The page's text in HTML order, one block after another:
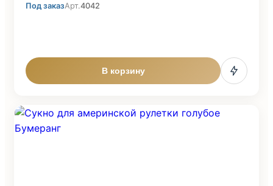
Под заказАрт.4042
В корзину